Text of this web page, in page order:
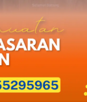
Lomba dan Hiburan
- 00:25 WITA
Diduga Dianiaya
Kepala Bocor